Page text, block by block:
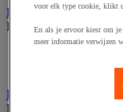
Horeca benodigdheden
Bekijk de hele
Keukenuitrusting
Horeca- en
Bekijk de hele
voor elk type cookie, klikt
En als je ervoor kiest om
meer informatie verwijzen